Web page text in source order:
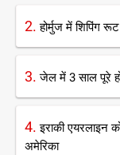
2.होर्मुज में शिपिंग
3.जेल में 3 साल पूरे
4.इराकी एयरलाइन
अमेरिका